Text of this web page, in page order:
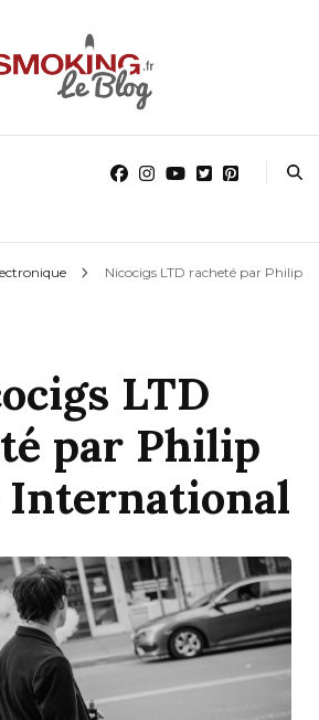
Nicocigs LTD racheté par Philip
LTD
par Philip